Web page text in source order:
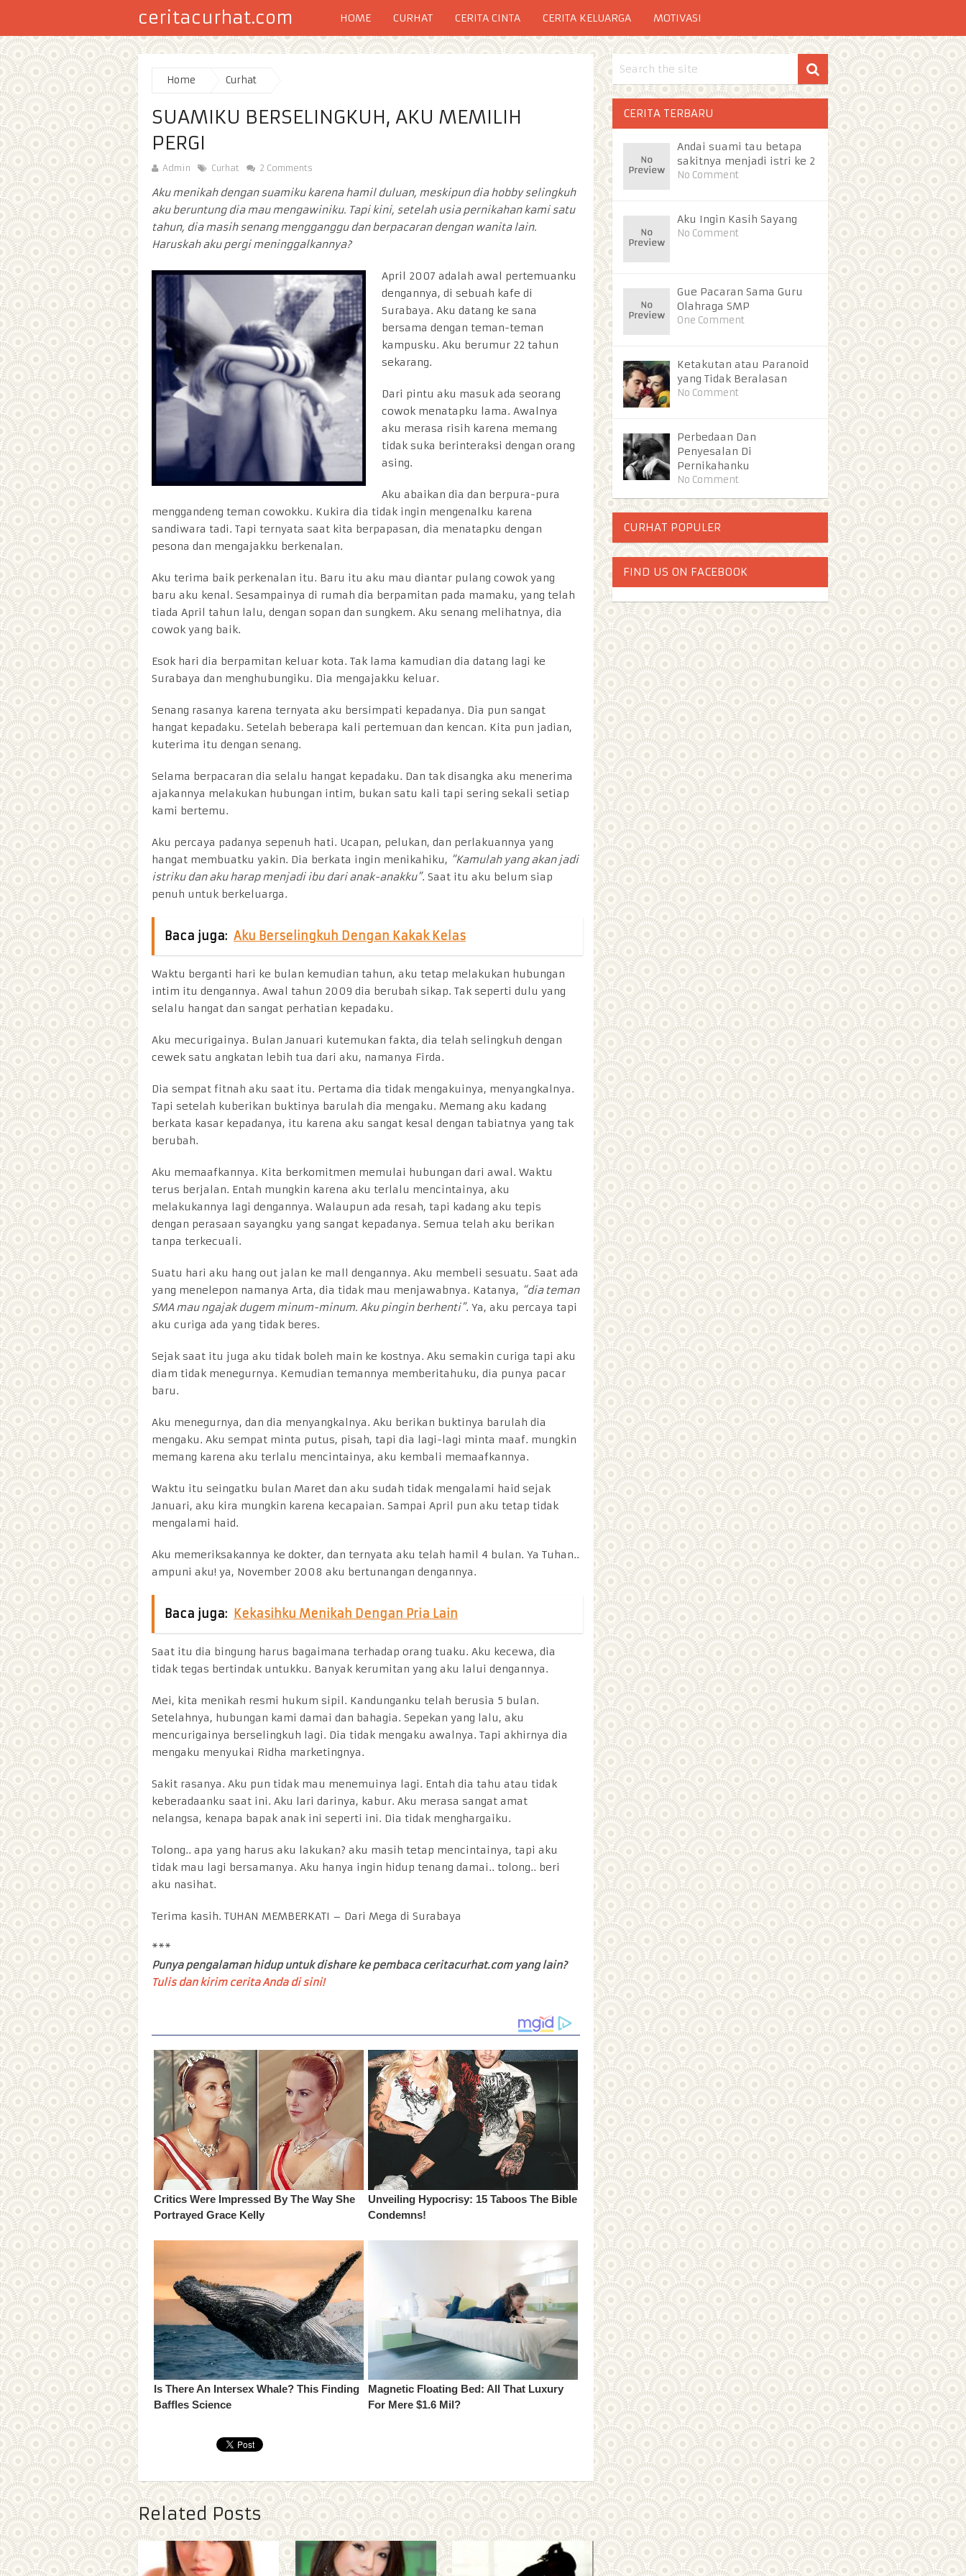
ceritacurhat.com HOME CURHAT CERITA CINTA CERITA KELUARGA MOTIVASI
Home Curhat
SUAMIKU BERSELINGKUH, AKU MEMILIH
PERGI
Admin Curhat 2 Comments
Aku menikah dengan suamiku karena hamil duluan, meskipun dia hobby selingkuh
aku beruntung dia mau mengawiniku. Tapi kini, setelah usia pernikahan kami satu
tahun, dia masih senang mengganggu dan berpacaran dengan wanita lain.
Haruskah aku pergi meninggalkannya?
April 2007 adalah awal pertemuanku
dengannya, di sebuah kafe di
Surabaya. Aku datang ke sana
bersama dengan teman-teman
kampusku. Aku berumur 22 tahun
sekarang.
Dari pintu aku masuk ada seorang
cowok menatapku lama. Awalnya
aku merasa risih karena memang
tidak suka berinteraksi dengan orang
asing.
Aku abaikan dia dan berpura-pura
menggandeng teman cowokku. Kukira dia tidak ingin mengenalku karena
sandiwara tadi. Tapi ternyata saat kita berpapasan, dia menatapku dengan
pesona dan mengajakku berkenalan.
Aku terima baik perkenalan itu. Baru itu aku mau diantar pulang cowok yang
baru aku kenal. Sesampainya di rumah dia berpamitan pada mamaku, yang telah
tiada April tahun lalu, dengan sopan dan sungkem. Aku senang melihatnya, dia
cowok yang baik.
Esok hari dia berpamitan keluar kota. Tak lama kamudian dia datang lagi ke
Surabaya dan menghubungiku. Dia mengajakku keluar.
Senang rasanya karena ternyata aku bersimpati kepadanya. Dia pun sangat
hangat kepadaku. Setelah beberapa kali pertemuan dan kencan. Kita pun jadian,
kuterima itu dengan senang.
Selama berpacaran dia selalu hangat kepadaku. Dan tak disangka aku menerima
ajakannya melakukan hubungan intim, bukan satu kali tapi sering sekali setiap
kami bertemu.
Aku percaya padanya sepenuh hati. Ucapan, pelukan, dan perlakuannya yang
hangat membuatku yakin. Dia berkata ingin menikahiku, “Kamulah yang akan jadi
istriku dan aku harap menjadi ibu dari anak-anakku”. Saat itu aku belum siap
penuh untuk berkeluarga.
Baca juga: Aku Berselingkuh Dengan Kakak Kelas
Waktu berganti hari ke bulan kemudian tahun, aku tetap melakukan hubungan
intim itu dengannya. Awal tahun 2009 dia berubah sikap. Tak seperti dulu yang
selalu hangat dan sangat perhatian kepadaku.
Aku mecurigainya. Bulan Januari kutemukan fakta, dia telah selingkuh dengan
cewek satu angkatan lebih tua dari aku, namanya Firda.
Dia sempat fitnah aku saat itu. Pertama dia tidak mengakuinya, menyangkalnya.
Tapi setelah kuberikan buktinya barulah dia mengaku. Memang aku kadang
berkata kasar kepadanya, itu karena aku sangat kesal dengan tabiatnya yang tak
berubah.
Aku memaafkannya. Kita berkomitmen memulai hubungan dari awal. Waktu
terus berjalan. Entah mungkin karena aku terlalu mencintainya, aku
melakukannya lagi dengannya. Walaupun ada resah, tapi kadang aku tepis
dengan perasaan sayangku yang sangat kepadanya. Semua telah aku berikan
tanpa terkecuali.
Suatu hari aku hang out jalan ke mall dengannya. Aku membeli sesuatu. Saat ada
yang menelepon namanya Arta, dia tidak mau menjawabnya. Katanya, “dia teman
SMA mau ngajak dugem minum-minum. Aku pingin berhenti”. Ya, aku percaya tapi
aku curiga ada yang tidak beres.
Sejak saat itu juga aku tidak boleh main ke kostnya. Aku semakin curiga tapi aku
diam tidak menegurnya. Kemudian temannya memberitahuku, dia punya pacar
baru.
Aku menegurnya, dan dia menyangkalnya. Aku berikan buktinya barulah dia
mengaku. Aku sempat minta putus, pisah, tapi dia lagi-lagi minta maaf. mungkin
memang karena aku terlalu mencintainya, aku kembali memaafkannya.
Waktu itu seingatku bulan Maret dan aku sudah tidak mengalami haid sejak
Januari, aku kira mungkin karena kecapaian. Sampai April pun aku tetap tidak
mengalami haid.
Aku memeriksakannya ke dokter, dan ternyata aku telah hamil 4 bulan. Ya Tuhan..
ampuni aku! ya, November 2008 aku bertunangan dengannya.
Baca juga: Kekasihku Menikah Dengan Pria Lain
Saat itu dia bingung harus bagaimana terhadap orang tuaku. Aku kecewa, dia
tidak tegas bertindak untukku. Banyak kerumitan yang aku lalui dengannya.
Mei, kita menikah resmi hukum sipil. Kandunganku telah berusia 5 bulan.
Setelahnya, hubungan kami damai dan bahagia. Sepekan yang lalu, aku
mencurigainya berselingkuh lagi. Dia tidak mengaku awalnya. Tapi akhirnya dia
mengaku menyukai Ridha marketingnya.
Sakit rasanya. Aku pun tidak mau menemuinya lagi. Entah dia tahu atau tidak
keberadaanku saat ini. Aku lari darinya, kabur. Aku merasa sangat amat
nelangsa, kenapa bapak anak ini seperti ini. Dia tidak menghargaiku.
Tolong.. apa yang harus aku lakukan? aku masih tetap mencintainya, tapi aku
tidak mau lagi bersamanya. Aku hanya ingin hidup tenang damai.. tolong.. beri
aku nasihat.
Terima kasih. TUHAN MEMBERKATI – Dari Mega di Surabaya
***
Punya pengalaman hidup untuk dishare ke pembaca ceritacurhat.com yang lain?
Tulis dan kirim cerita Anda di sini!
Related Posts
CERITA TERBARU
Andai suami tau betapa
sakitnya menjadi istri ke 2
No Comment
Aku Ingin Kasih Sayang
No Comment
Gue Pacaran Sama Guru
Olahraga SMP
One Comment
Ketakutan atau Paranoid
yang Tidak Beralasan
No Comment
Perbedaan Dan
Penyesalan Di
Pernikahanku
No Comment
CURHAT POPULER
FIND US ON FACEBOOK